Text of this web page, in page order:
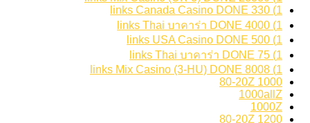
1) 330 links Canada Casino DONE
1) 4000 links Thai บาคาร่า DONE
1) 500 links USA Casino DONE
1) 75 links Thai บาคาร่า DONE
1) 8008 links Mix Casino (3-HU) DONE
1000 80-20Z
1000allZ
1000Z
1200 80-20Z